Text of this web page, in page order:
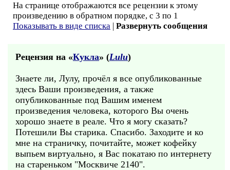
На странице отображаются все рецензии к этому
произведению в обратном порядке, с 3 по 1
Показывать в виде списка | Развернуть сообщения
Рецензия на «Кукла» (Lulu)
Знаете ли, Лулу, прочёл я все опубликованные
здесь Ваши произведения, а также
опубликованные под Вашим именем
произведения человека, которого Вы очень
хорошо знаете в реале. Что я могу сказать?
Потешили Вы старика. Спасибо. Заходите и ко
мне на страничку, почитайте, может кофейку
выпьем виртуально, я Вас покатаю по интернету
на стареньком "Москвиче 2140".